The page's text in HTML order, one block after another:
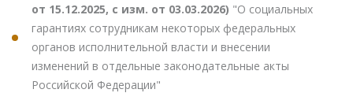
от 15.12.2025, с изм. от 03.03.2026) "О социальных
гарантиях сотрудникам некоторых федеральных
органов исполнительной власти и внесении
изменений в отдельные законодательные акты
Российской Федерации"